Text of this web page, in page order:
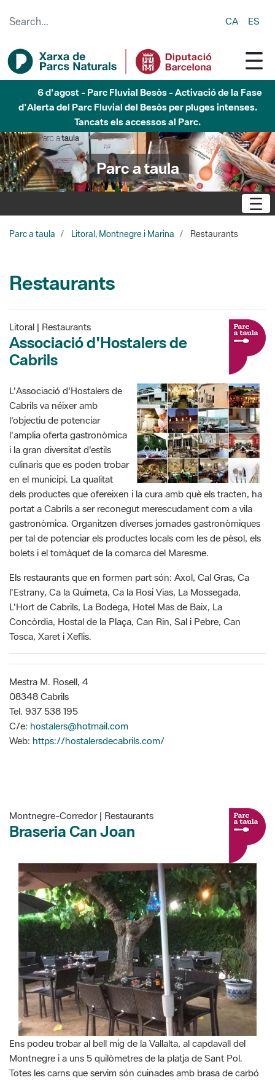
CA ES
6 d'agost - Parc Fluvial Besòs - Activació de la Fase
d'Alerta del Parc Fluvial del Besòs per pluges intenses.
Tancats els accessos al Parc.
Parc a taula
Parc a taula Litoral, Montnegre i Marina Restaurants
Restaurants
Litoral | Restaurants
Associació d'Hostalers de
Cabrils
L'Associació d'Hostalers de
Cabrils va néixer amb
l'objectiu de potenciar
l'amplia oferta gastronòmica
i la gran diversitat d'estils
culinaris que es poden trobar
en el municipi. La qualitat
dels productes que ofereixen i la cura amb què els tracten, ha
portat a Cabrils a ser reconegut merescudament com a vila
gastronòmica. Organitzen diverses jornades gastronòmiques
per tal de potenciar els productes locals com les de pèsol, els
bolets i el tomàquet de la comarca del Maresme.
Els restaurants que en formen part són: Axol, Cal Gras, Ca
l'Estrany, Ca la Quimeta, Ca la Rosi Vias, La Mossegada,
L'Hort de Cabrils, La Bodega, Hotel Mas de Baix, La
Concòrdia, Hostal de la Plaça, Can Rin, Sal i Pebre, Can
Tosca, Xaret i Xeflis.
Mestra M. Rosell, 4
08348 Cabrils
Tel. 937 538 195
C/e: hostalers@hotmail.com
Web: https://hostalersdecabrils.com/
Montnegre-Corredor | Restaurants
Braseria Can Joan
Ens podeu trobar al bell mig de la Vallalta, al capdavall del
Montnegre i a uns 5 quilòmetres de la platja de Sant Pol.
Totes les carns que servim són cuinades amb brasa de carbó